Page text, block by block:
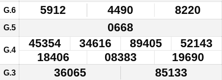
G.6 5912 4490 8220
G.5 0668
G.4
45354 34616 89405
52143
18406
08383 19690
G.3 36065 85133